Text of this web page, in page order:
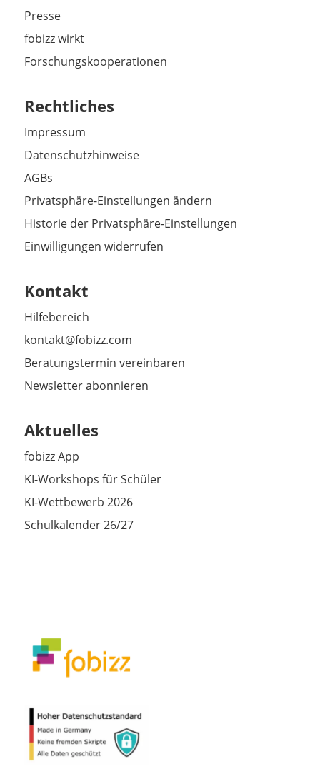
Presse
fobizz wirkt
Forschungskooperationen
Rechtliches
Impressum
Datenschutzhinweise
AGBs
Privatsphäre-Einstellungen ändern
Historie der Privatsphäre-Einstellungen
Einwilligungen widerrufen
Kontakt
Hilfebereich
kontakt@fobizz.com
Beratungstermin vereinbaren
Newsletter abonnieren
Aktuelles
fobizz App
KI-Workshops für Schüler
KI-Wettbewerb 2026
Schulkalender 26/27